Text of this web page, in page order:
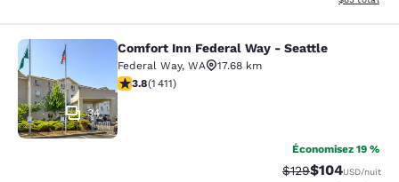
Comfort Inn Federal Way - Seattle
34
Comfort Inn Federal Way - Seattle
Federal Way, WA
17.68 km
3.77 étoiles. Bien. 1411 commentaires
3.8(1 411)
Économisez 19 %
Tarif barré :
$129Tarif réduit :
$104USD/nuit